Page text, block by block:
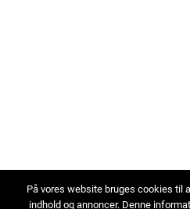
På vores website bruges cookies til
indhold og annoncer. Denne